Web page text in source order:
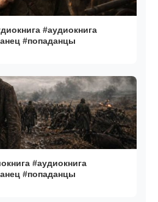
#аудиокнига
#попаданцы
#аудиокнига
#попаданцы